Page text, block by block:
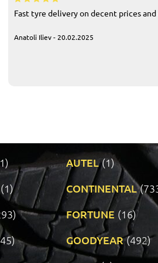
Fast tyre delivery on decent prices
Anatoli Iliev - 20.02.2025
AUTEL (1)
(1) CONTINENTAL
FORTUNE (16)
GOODYEAR (492)